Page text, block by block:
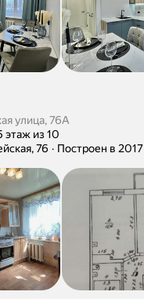
улица, 76А
этаж из 10
76 · Построен в 2017